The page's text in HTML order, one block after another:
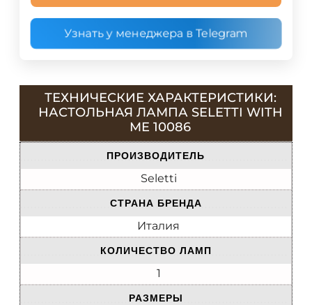
Узнать у менеджера в Telegram
ТЕХНИЧЕСКИЕ ХАРАКТЕРИСТИКИ:
НАСТОЛЬНАЯ ЛАМПА SELETTI WITH
ME 10086
ПРОИЗВОДИТЕЛЬ
Seletti
СТРАНА БРЕНДА
Италия
КОЛИЧЕСТВО ЛАМП
1
РАЗМЕРЫ